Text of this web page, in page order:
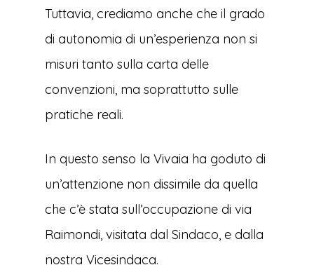
Tuttavia, crediamo anche che il grado
di autonomia di un’esperienza non si
misuri tanto sulla carta delle
convenzioni, ma soprattutto sulle
pratiche reali.
In questo senso la Vivaia ha goduto di
un’attenzione non dissimile da quella
che c’è stata sull’occupazione di via
Raimondi, visitata dal Sindaco, e dalla
nostra Vicesindaca.